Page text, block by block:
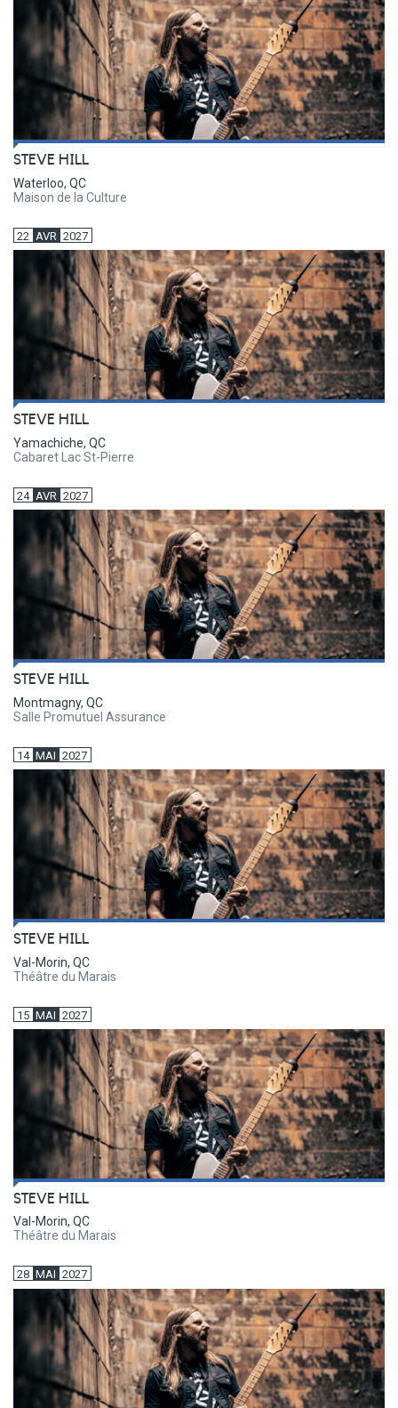
STEVE HILL
Waterloo, QC
Maison de la Culture
22 AVR 2027
STEVE HILL
Yamachiche, QC
Cabaret Lac St-Pierre
24 AVR 2027
STEVE HILL
Montmagny, QC
Salle Promutuel Assurance
14 MAI 2027
STEVE HILL
Val-Morin, QC
Théâtre du Marais
15 MAI 2027
STEVE HILL
Val-Morin, QC
Théâtre du Marais
28 MAI 2027